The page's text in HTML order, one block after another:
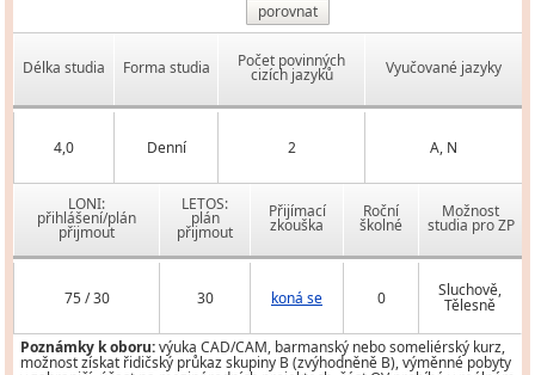
porovnat
Délka studia Forma studia Počet povinných
cizích jazyků Vyučované jazyky
4,0 Denní 2 A, N
LONI:
přihlášení/plán
přijmout
LETOS:
plán
přijmout
Přijímací
zkouška
Roční
školné
Možnost
studia pro ZP
75 / 30 30 koná se 0 Sluchově,
Tělesně
Poznámky k oboru:výuka CAD/CAM, barmanský nebo someliérský kurz,
možnost získat řidičský průkaz skupiny B (zvýhodněně B), výměnné pobyty